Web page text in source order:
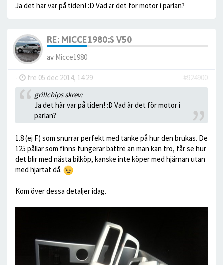
Ja det här var på tiden! :D Vad är det för motor i pärlan?
RE: MICCE1980:S V50
av Micce1980
- fre 05 dec 2014, 14:29
#924900
grillchips skrev:
Ja det här var på tiden! :D Vad är det för motor i
pärlan?
1.8 (ej F) som snurrar perfekt med tanke på hur den brukas. De
125 pållar som finns fungerar bättre än man kan tro, får se hur
det blir med nästa bilköp, kanske inte köper med hjärnan utan
med hjärtat då.
Kom över dessa detaljer idag.